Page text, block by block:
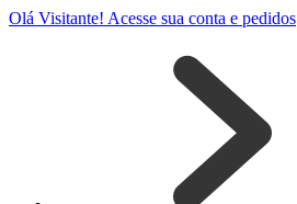
Olá Visitante! Acesse sua conta e pedidos